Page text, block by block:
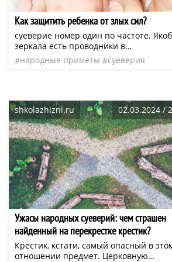
Как защитить ребенка от злых сил?
суеверие номер один по частоте.
зеркала есть проводники в
потусторонний мир, и оттуда в малыша
может вселиться всякая нечистая сила
заболеть.
народные приметы
суеверия
shkolazhizni.ru 02.03.2024 /
Ужасы народных суеверий: чем страшен
найденный на перекрестке крестик?
Крестик, кстати, самый опасный в
отношении предмет. Церковную